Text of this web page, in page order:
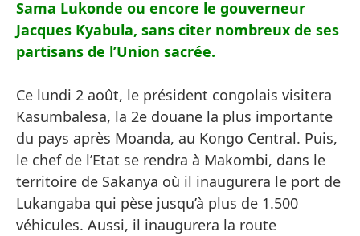
Sama Lukonde ou encore le gouverneur
Jacques Kyabula, sans citer nombreux de ses
partisans de l’Union sacrée.
Ce lundi 2 août, le président congolais visitera
Kasumbalesa, la 2e douane la plus importante
du pays après Moanda, au Kongo Central. Puis,
le chef de l’Etat se rendra à Makombi, dans le
territoire de Sakanya où il inaugurera le port de
Lukangaba qui pèse jusqu’à plus de 1.500
véhicules. Aussi, il inaugurera la route